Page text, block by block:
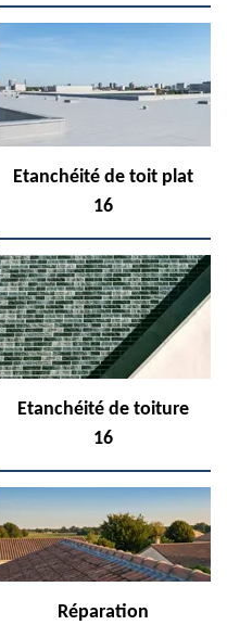
Etanchéité de toit plat
16
Etanchéité de toiture
16
Réparation